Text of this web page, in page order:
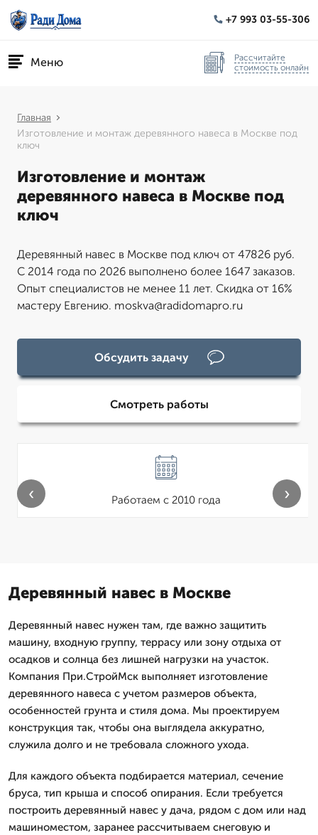
+7 993 03-55-306
Меню
Рассчитайте
стоимость онлайн
Главная
Изготовление и монтаж деревянного навеса в Москве под
ключ
Изготовление и монтаж
деревянного навеса в Москве под
ключ
Деревянный навес в Москве под ключ от 47826 руб.
С 2014 года по 2026 выполнено более 1647 заказов.
Опыт специалистов не менее 11 лет. Скидка от 16%
мастеру Евгению. moskva@radidomapro.ru
Обсудить задачу
Смотреть работы
Работаем с 2010 года
‹ ›
Деревянный навес в Москве
Деревянный навес нужен там, где важно защитить
машину, входную группу, террасу или зону отдыха от
осадков и солнца без лишней нагрузки на участок.
Компания При.СтройМск выполняет изготовление
деревянного навеса с учетом размеров объекта,
особенностей грунта и стиля дома. Мы проектируем
конструкция так, чтобы она выглядела аккуратно,
служила долго и не требовала сложного ухода.
Для каждого объекта подбирается материал, сечение
бруса, тип крыша и способ опирания. Если требуется
построить деревянный навес у дача, рядом с дом или над
машиноместом, заранее рассчитываем снеговую и